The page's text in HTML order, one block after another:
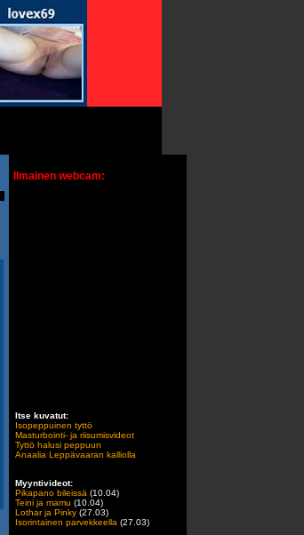
Ilmainen webcam:
Itse kuvatut:
Isopeppuinen tyttö
Masturbointi- ja riisumisvideot
Tyttö halusi peppuun
Anaalia Leppävaaran kalliolla
Myyntivideot:
Pikapano bileissä (10.04)
Teini ja mamu (10.04)
Lothar ja Pinky (27.03)
Isorintainen parvekkeella (27.03)